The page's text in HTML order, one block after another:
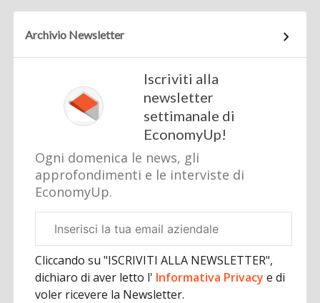
Archivio Newsletter
Iscriviti alla
newsletter
settimanale di
EconomyUp!
Ogni domenica le news, gli
approfondimenti e le interviste di
EconomyUp.
aziendale
Cliccando su "ISCRIVITI ALLA NEWSLETTER",
dichiaro di aver letto l' Informativa Privacye di
voler ricevere la Newsletter.